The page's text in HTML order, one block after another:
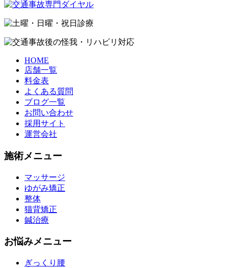
HOME
店舗一覧
料金表
よくある質問
ブログ一覧
お問い合わせ
採用サイト
運営会社
施術メニュー
マッサージ
ゆがみ矯正
整体
猫背矯正
鍼治療
お悩みメニュー
ぎっくり腰